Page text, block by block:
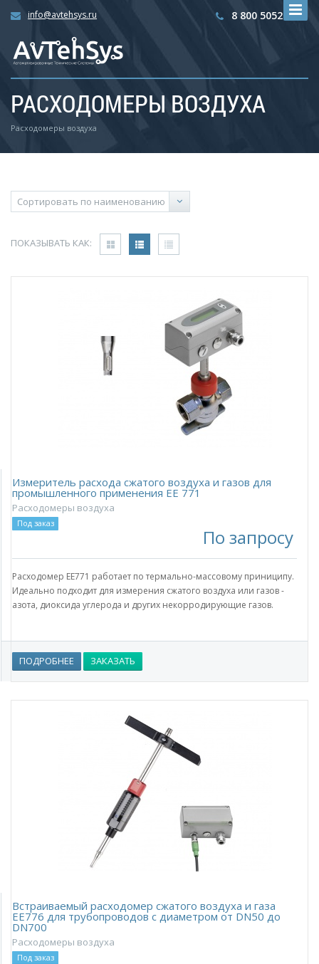
8 800 5052792
info@avtehsys.ru
РАСХОДОМЕРЫ ВОЗДУХА
Расходомеры воздуха
ПОКАЗЫВАТЬ КАК:
Измеритель расхода сжатого воздуха и газов для
промышленного применения EE 771
Расходомеры воздуха
Под заказ
По запросу
Расходомер EE771 работает по термально-массовому приниципу.
Идеально подходит для измерения сжатого воздуха или газов -
азотa, диоксида углерода и других некорродирующие газов.
ПОДРОБНЕЕ ЗАКАЗАТЬ
Встраиваемый расходомер сжатого воздуха и газа
EE776 для трубопроводов с диаметром от DN50 до
DN700
Расходомеры воздуха
Под заказ